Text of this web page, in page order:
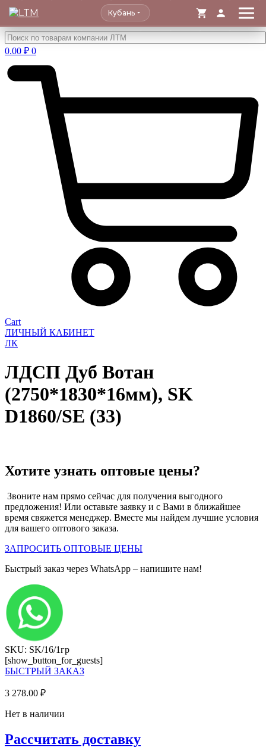
Перейти
к
содержимому
Кубань
0.00 ₽ 0
Cart
ЛИЧНЫЙ КАБИНЕТ
ЛК
ЛДСП Дуб Вотан
(2750*1830*16мм), SK
D1860/SE (33)
Хотите узнать оптовые цены?
Звоните нам прямо сейчас для получения выгодного
предложения! Или оставьте заявку и с Вами в ближайшее
время свяжется менеджер. Вместе мы найдем лучшие условия
для вашего оптового заказа.
ЗАПРОСИТЬ ОПТОВЫЕ ЦЕНЫ
Быстрый заказ через WhatsApp – напишите нам!
SKU: SK/16/1гр
[show_button_for_guests]
БЫСТРЫЙ ЗАКАЗ
3 278.00 ₽
Нет в наличии
Рассчитать доставку